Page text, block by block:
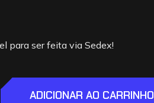
para ser feita via Sedex!
ADICIONAR AO CARRINHO